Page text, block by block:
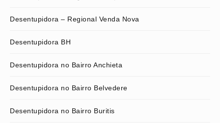
Desentupidora – Regional Venda Nova
Desentupidora BH
Desentupidora no Bairro Anchieta
Desentupidora no Bairro Belvedere
Desentupidora no Bairro Buritis